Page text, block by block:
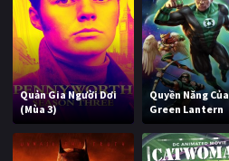
Quản Gia Người Dơi
(Mùa 3)
Quyền Năng Của
Green Lantern